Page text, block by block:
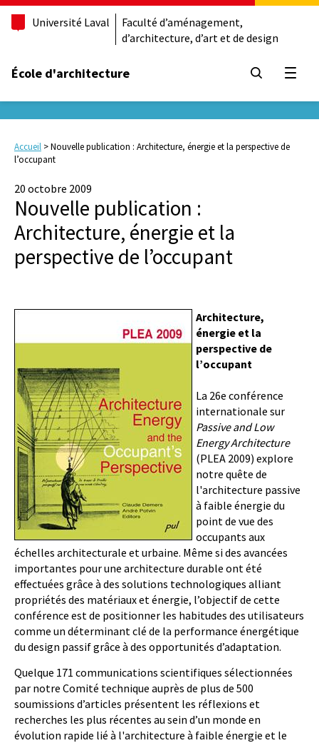
Université Laval
Faculté d’aménagement,
d’architecture, d’art et de design
École d'architecture
Accueil >Nouvelle publication : Architecture, énergie et la perspective de
l’occupant
20 octobre 2009
Nouvelle publication :
Architecture, énergie et la
perspective de l’occupant
Architecture,
énergie et la
perspective de
l’occupant
La 26e conférence
internationale sur
Passive and Low
Energy Architecture
(PLEA 2009) explore
notre quête de
l'architecture passive
à faible énergie du
point de vue des
occupants aux
échelles architecturale et urbaine. Même si des avancées
importantes pour une architecture durable ont été
effectuées grâce à des solutions technologiques alliant
propriétés des matériaux et énergie, l’objectif de cette
conférence est de positionner les habitudes des utilisateurs
comme un déterminant clé de la performance énergétique
du design passif grâce à des opportunités d’adaptation.
Quelque 171 communications scientifiques sélectionnées
par notre Comité technique auprès de plus de 500
soumissions d’articles présentent les réflexions et
recherches les plus récentes au sein d’un monde en
évolution rapide lié à l'architecture à faible énergie et le